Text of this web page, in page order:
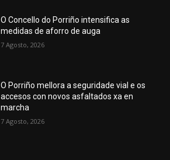
O Concello do Porriño intensifica as
medidas de aforro de auga
7 Agosto, 2026
O Porriño mellora a seguridade vial e os
accesos con novos asfaltados xa en
marcha
7 Agosto, 2026